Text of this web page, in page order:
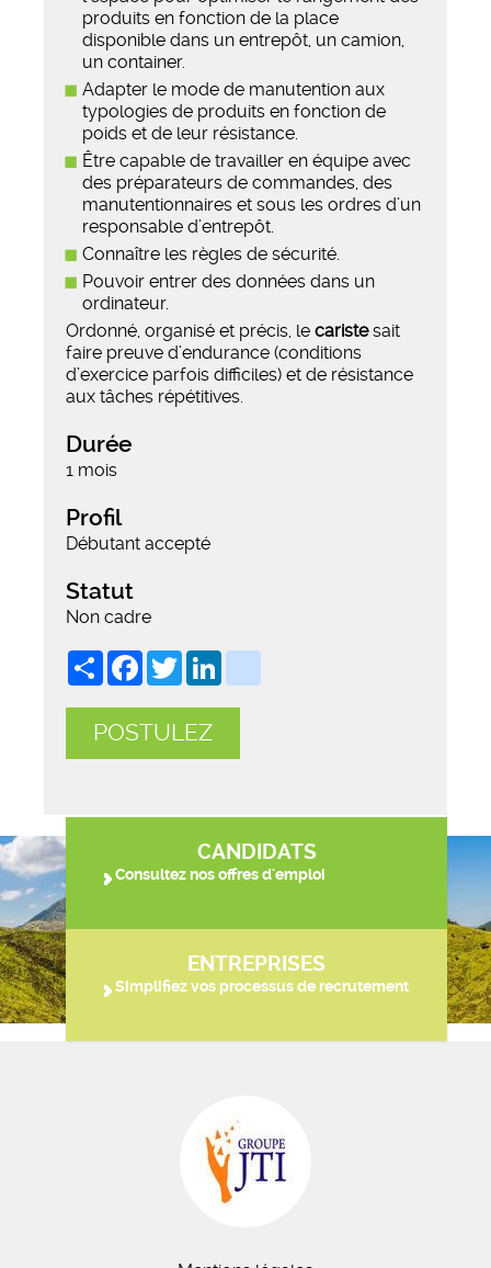
produits en fonction de la place
disponible dans un entrepôt, un camion,
un container.
Adapter le mode de manutention aux
typologies de produits en fonction de
poids et de leur résistance.
Être capable de travailler en équipe avec
des préparateurs de commandes, des
manutentionnaires et sous les ordres d’un
responsable d’entrepôt.
Connaître les règles de sécurité.
Pouvoir entrer des données dans un
ordinateur.
Ordonné, organisé et précis, le caristesait
faire preuve d’endurance (conditions
d’exercice parfois difficiles) et de résistance
aux tâches répétitives.
Durée
1 mois
Profil
Débutant accepté
Statut
Non cadre
ShareFacebook
TwitterLinkedIn
POSTULEZ
CANDIDATS
Consultez nos offres d'emploi
ENTREPRISES
Simplifiez vos processus de recrutement